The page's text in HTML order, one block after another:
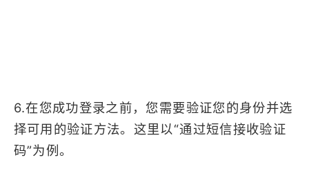
6.在您成功登录之前，您需要验证您的身份并选
择可用的验证方法。这里以“通过短信接收验证
码”为例。